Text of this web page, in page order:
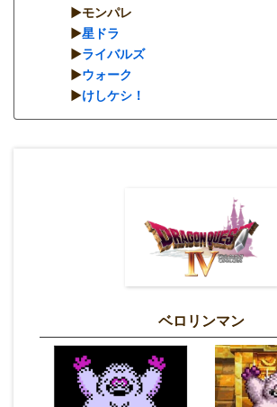
▶︎モンパレ
▶︎星ドラ
▶︎ライバルズ
▶︎ウォーク
▶︎けしケシ！
ベロリンマン